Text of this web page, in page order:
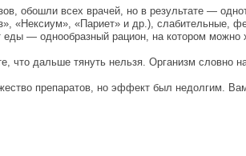
обошли всех врачей, но в результате —
«Нексиум», «Париет» и др.), слабительные,
— однообразный рацион, на котором
что дальше тянуть нельзя. Организм словно
препаратов, но эффект был недолгим.